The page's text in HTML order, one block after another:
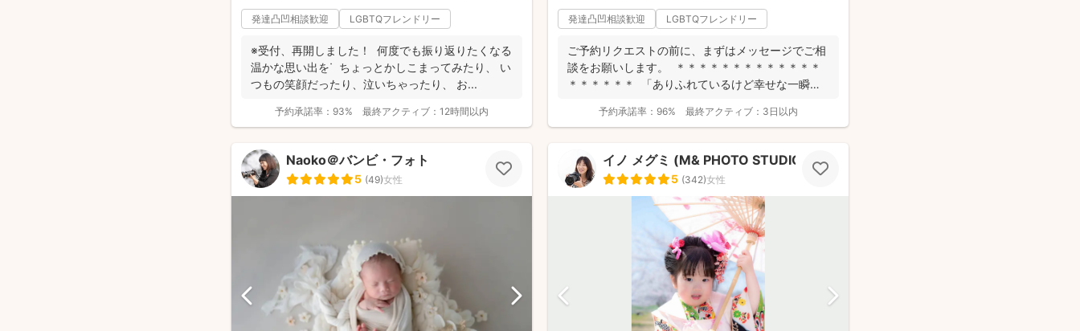
発達凸凹相談歓迎 LGBTQフレンドリー
※受付、再開しました！ 何度でも振り返りたくなる
温かな思い出をᐝ ちょっとかしこまってみたり、 い
つもの笑顔だったり、泣いちゃったり、 お...
予約承諾率： 93% 最終アクティブ： 12時間以内
発達凸凹相談歓迎 LGBTQフレンドリー
ご予約リクエストの前に、まずはメッセージでご相
談をお願いします。 ＊＊＊＊＊＊＊＊＊＊＊＊＊
＊＊＊＊＊＊ 「ありふれているけど幸せな一瞬」
予約承諾率： 96% 最終アクティブ： 3日以内
Naoko＠バンビ・フォト
5 (49)女性
イノ メグミ (M& PHOTO STUDIO）
5 (342)女性